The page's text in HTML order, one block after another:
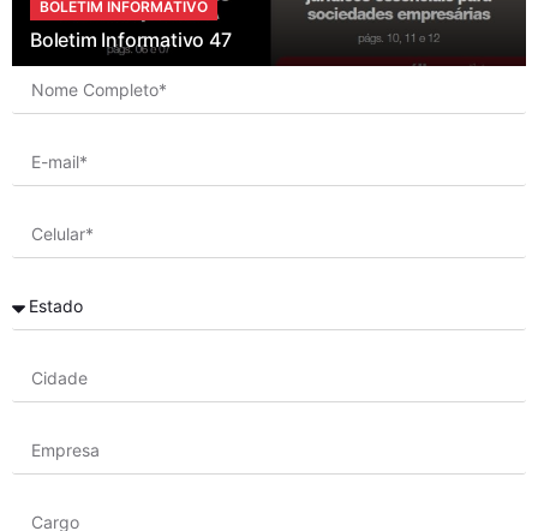
BOLETIM INFORMATIVO
Boletim Informativo 47